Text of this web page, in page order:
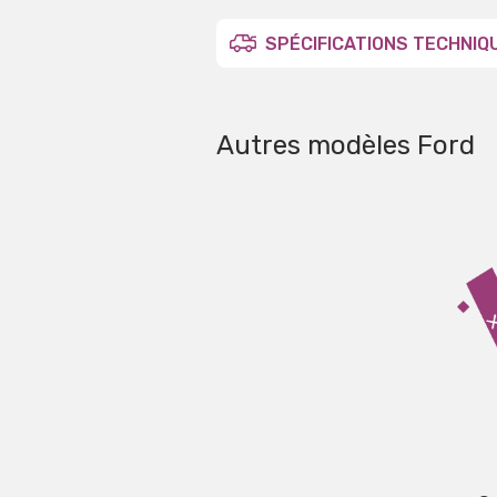
SPÉCIFICATIONS
Autres modèles Ford